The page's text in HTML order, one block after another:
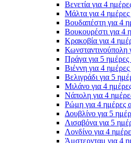
Βενετία για 4
Μάλτα για 4
Βουδαπέστη για 4
Βουκουρέστι για 4
Κρακοβία για 4
Κωνσταντινούπολη
Πράγα για 5
Βιέννη για 4
Βελιγράδι για 5
Μιλάνο για 4
Νάπολη για 4
Ρώμη για 4 ημέρες
Δουβλίνο για 5
Λισαβόνα για 5
Λονδίνο για 4
Άμστερνταμ για 4